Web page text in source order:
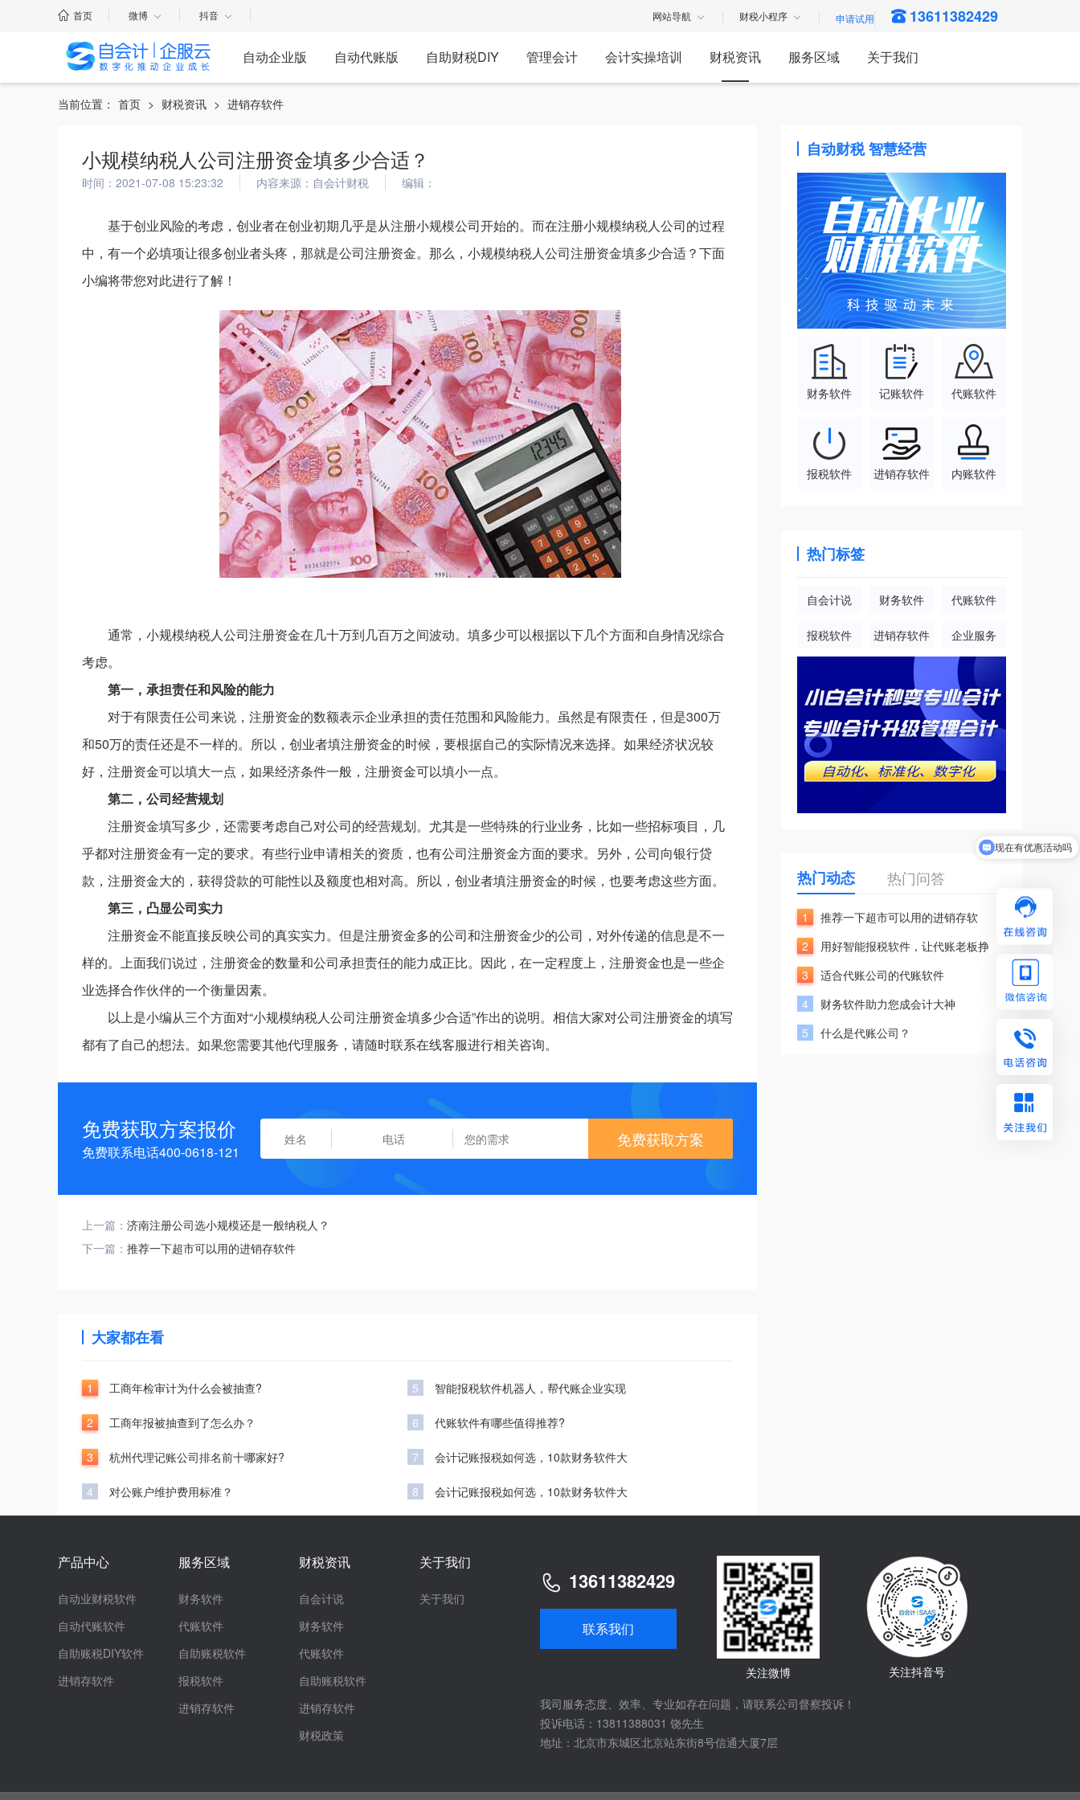
首页 微博 抖音 网站导航 财税小程序 13611382429
自动企业版 自动代账版 自助财税DIY 管理会计 会计实操培训 财税资讯 服务区域 关于我们
当前位置： 首页 > 财税资讯 > 进销存软件
小规模纳税人公司注册资金填多少合适？
时间：2021-07-08 15:23:32 内容来源：自会计财税 编辑：
基于创业风险的考虑，创业者在创业初期几乎是从注册小规模公司开始的。而在注册小规模纳税人公司的过程
中，有一个必填项让很多创业者头疼，那就是公司注册资金。那么，小规模纳税人公司注册资金填多少合适？下面
小编将带您对此进行了解！
通常，小规模纳税人公司注册资金在几十万到几百万之间波动。填多少可以根据以下几个方面和自身情况综合
考虑。
第一，承担责任和风险的能力
对于有限责任公司来说，注册资金的数额表示企业承担的责任范围和风险能力。虽然是有限责任，但是300万
和50万的责任还是不一样的。所以，创业者填注册资金的时候，要根据自己的实际情况来选择。如果经济状况较
好，注册资金可以填大一点，如果经济条件一般，注册资金可以填小一点。
第二，公司经营规划
注册资金填写多少，还需要考虑自己对公司的经营规划。尤其是一些特殊的行业业务，比如一些招标项目，几
乎都对注册资金有一定的要求。有些行业申请相关的资质，也有公司注册资金方面的要求。另外，公司向银行贷
款，注册资金大的，获得贷款的可能性以及额度也相对高。所以，创业者填注册资金的时候，也要考虑这些方面。
第三，凸显公司实力
注册资金不能直接反映公司的真实实力。但是注册资金多的公司和注册资金少的公司，对外传递的信息是不一
样的。上面我们说过，注册资金的数量和公司承担责任的能力成正比。因此，在一定程度上，注册资金也是一些企
业选择合作伙伴的一个衡量因素。
以上是小编从三个方面对“小规模纳税人公司注册资金填多少合适”作出的说明。相信大家对公司注册资金的填写
都有了自己的想法。如果您需要其他代理服务，请随时联系在线客服进行相关咨询。
免费获取方案报价
免费联系电话400-0618-121
免费获取方案
上一篇： 济南注册公司选小规模还是一般纳税人？
下一篇： 推荐一下超市可以用的进销存软件
大家都在看
1 工商年检审计为什么会被抽查?
2 工商年报被抽查到了怎么办？
3 杭州代理记账公司排名前十哪家好?
4 对公账户维护费用标准？
5 智能报税软件机器人，帮代账企业实现
6 代账软件有哪些值得推荐?
7 会计记账报税如何选，10款财务软件大
8 会计记账报税如何选，10款财务软件大
自动财税 智慧经营
财务软件 记账软件 代账软件
报税软件 进销存软件 内账软件
热门标签
自会计说 财务软件 代账软件
报税软件 进销存软件 企业服务
热门动态 热门问答
1
推荐一下超市可以用的进销存软
2
用好智能报税软件，让代账老板挣
3
适合代账公司的代账软件
4
财务软件助力您成会计大神
5
什么是代账公司？
产品中心
自动业财税软件
自动代账软件
自助账税DIY软件
进销存软件
服务区域
财务软件
代账软件
自助账税软件
报税软件
进销存软件
财税资讯
自会计说
财务软件
代账软件
自助账税软件
进销存软件
财税政策
关于我们
关于我们
13611382429
联系我们
关注微博
关注抖音号
我司服务态度、效率、专业如存在问题，请联系公司督察投诉！
投诉电话：13811388031 饶先生
地址：北京市东城区北京站东街8号信通大厦7层
可以介绍下你们的产品么